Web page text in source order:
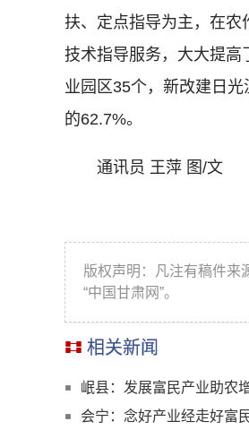
扶、定点指导为主，在
技术指导服务，大大提高
业园区35个，新改建日
的62.7%。
通讯员 王萍 图/文
版权声明：凡注有稿件来
“中国甘肃网”。
相关新闻
岷县：发展富民产业助农
会宁：念好产业经走好富